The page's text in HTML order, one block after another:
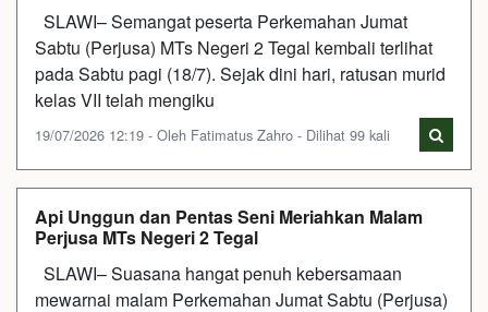
SLAWI– Semangat peserta Perkemahan Jumat
Sabtu (Perjusa) MTs Negeri 2 Tegal kembali terlihat
pada Sabtu pagi (18/7). Sejak dini hari, ratusan murid
kelas VII telah mengiku
19/07/2026 12:19 - Oleh Fatimatus Zahro - Dilihat 99 kali
Api Unggun dan Pentas Seni Meriahkan Malam
Perjusa MTs Negeri 2 Tegal
SLAWI– Suasana hangat penuh kebersamaan
mewarnai malam Perkemahan Jumat Sabtu (Perjusa)